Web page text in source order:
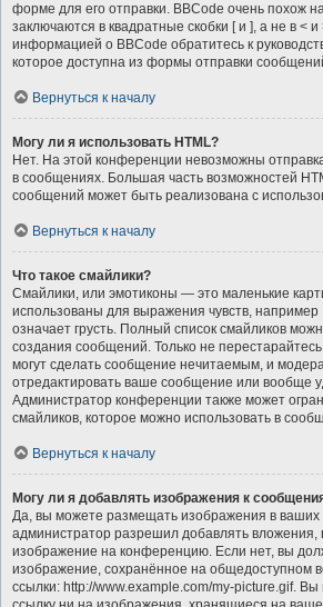
форме для его отправки. BBCode очень похож
заключаются в квадратные скобки [ и ], а не в <
информацией о BBCode обратитесь к
которое доступна из формы отправки
Вернуться к началу
Могу ли я использовать HTML?
Нет. На этой конференции невозможны
в сообщениях. Большая часть возможностей
сообщений может быть реализована с
Вернуться к началу
Что такое смайлики?
Смайлики, или эмотиконы — это маленькие
использованы для выражения чувств, например
означает грусть. Полный список смайликов
создания сообщений. Только не
могут сделать сообщение нечитаемым, и
отредактировать ваше сообщение или вообще
Администратор конференции также может
смайликов, которое можно использовать в
Вернуться к началу
Могу ли я добавлять изображения к
Да, вы можете размещать изображения в
администратор разрешил добавлять вложения,
изображение на конференцию. Если нет, вы
изображение, сохранённое на общедоступном
ссылки: http://www.example.com/my-picture.gif.